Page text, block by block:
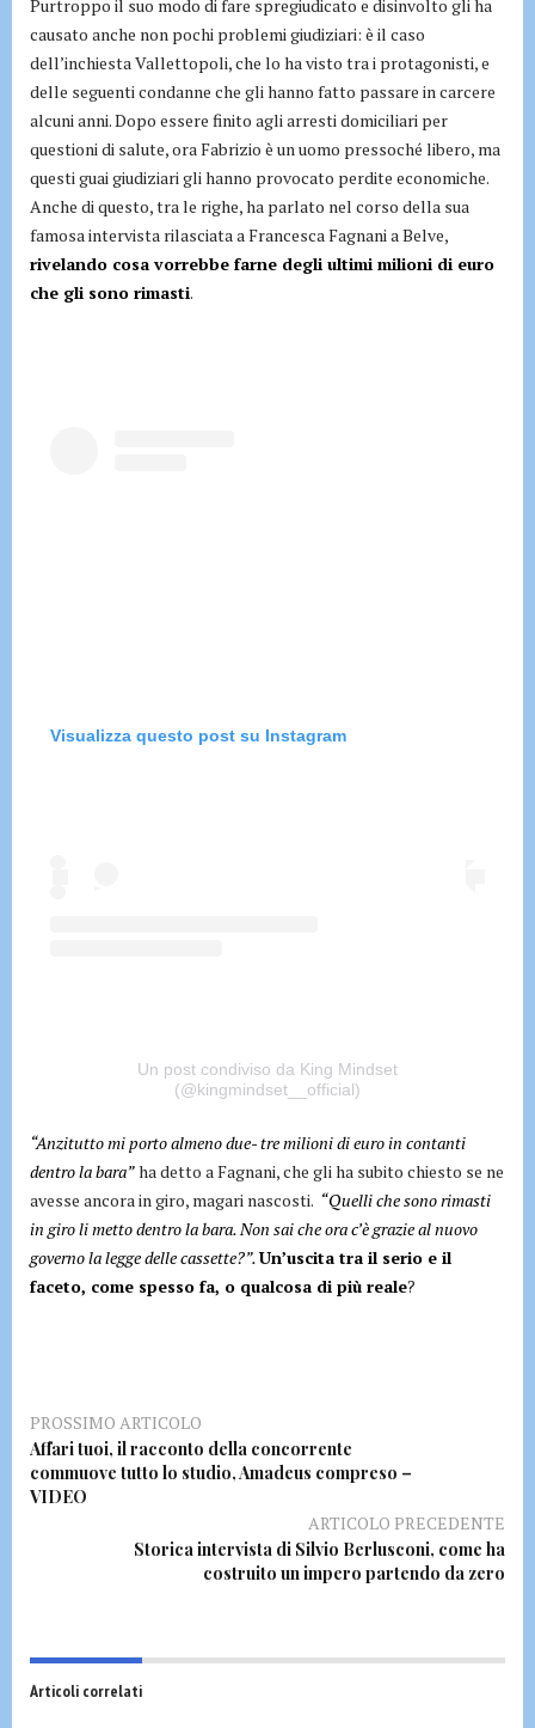
Purtroppo il suo modo di fare spregiudicato e disinvolto gli ha
causato anche non pochi problemi giudiziari: è il caso
dell’inchiesta Vallettopoli, che lo ha visto tra i protagonisti, e
delle seguenti condanne che gli hanno fatto passare in carcere
alcuni anni. Dopo essere finito agli arresti domiciliari per
questioni di salute, ora Fabrizio è un uomo pressoché libero, ma
questi guai giudiziari gli hanno provocato perdite economiche.
Anche di questo, tra le righe, ha parlato nel corso della sua
famosa intervista rilasciata a Francesca Fagnani a Belve,
rivelando cosa vorrebbe farne degli ultimi milioni di euro
che gli sono rimasti.
Visualizza questo post su Instagram
Un post condiviso da King Mindset
(@kingmindset__official)
“Anzitutto mi porto almeno due- tre milioni di euro in contanti
dentro la bara”ha detto a Fagnani, che gli ha subito chiesto se ne
avesse ancora in giro, magari nascosti. “Quelli che sono rimasti
in giro li metto dentro la bara. Non sai che ora c’è grazie al nuovo
governo la legge delle cassette?”.Un’uscita tra il serio e il
faceto, come spesso fa, o qualcosa di più reale?
PROSSIMO ARTICOLO
Affari tuoi, il racconto della concorrente
commuove tutto lo studio, Amadeus compreso –
VIDEO
ARTICOLO PRECEDENTE
Storica intervista di Silvio Berlusconi, come ha
costruito un impero partendo da zero
Articoli correlati